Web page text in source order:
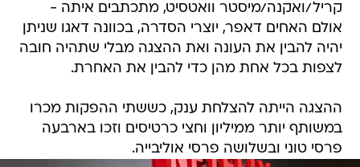
קריל/ואקנה/מיסטר וואטסיט, מתכתבים איתה -
אולם האחים דאפר, יוצרי הסדרה, בכוונה דאגו שניתן
יהיה להבין את העונה ואת ההצגה מבלי שתהיה חובה
לצפות בכל אחת מהן כדי להבין את האחרת.
ההצגה הייתה להצלחת ענק, כששתי ההפקות מכרו
במשותף יותר ממיליון וחצי כרטיסים וזכו בארבעה
פרסי טוני ובשלושה פרסי אוליבייה.